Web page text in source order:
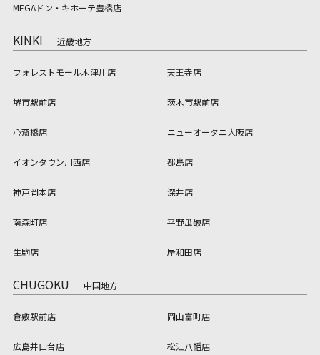
MEGAドン・キホーテ豊橋店
KINKI 近畿地方
フォレストモール木津川店 天王寺店
堺市駅前店 茨木市駅前店
心斎橋店 ニューオータニ大阪店
イオンタウン川西店 都島店
神戸岡本店 深井店
南森町店 平野瓜破店
生駒店 岸和田店
CHUGOKU 中国地方
倉敷駅前店 岡山富町店
広島井口台店 松江八幡店